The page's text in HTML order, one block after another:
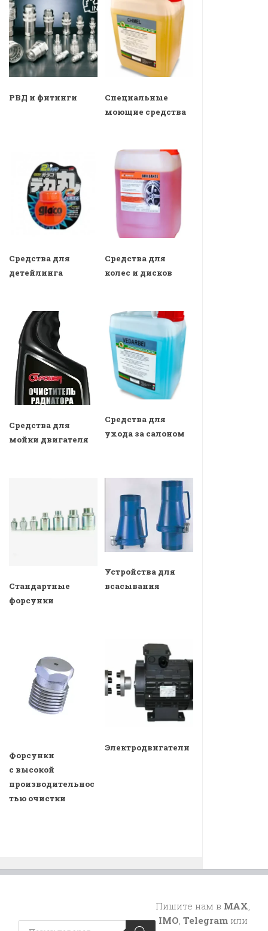
РВД и фитинги
Специальные
моющие средства
Средства для
детейлинга
Средства для
колес и дисков
Средства для
мойки двигателя
Средства для
ухода за салоном
Стандартные
форсунки
Устройства для
всасывания
Форсунки
с высокой
производительнос
тью очистки
Электродвигатели
Поиск
Пишите нам в MAX,
IMO, Telegramили